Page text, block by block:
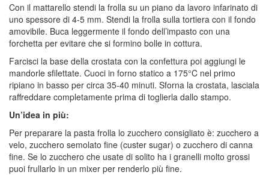
Con il mattarello stendi la frolla su un piano da lavoro infarinato di
uno spessore di 4-5 mm. Stendi la frolla sulla tortiera con il fondo
amovibile. Buca leggermente il fondo dell’impasto con una
forchetta per evitare che si formino bolle in cottura.
Farcisci la base della crostata con la confettura poi aggiungi le
mandorle sfilettate. Cuoci in forno statico a 175°C nel primo
ripiano in basso per circa 35-40 minuti. Sforna la crostata, lasciala
raffreddare completamente prima di toglierla dallo stampo.
Un’idea in più:
Per preparare la pasta frolla lo zucchero consigliato è: zucchero a
velo, zucchero semolato fine (custer sugar) o zucchero di canna
fine. Se lo zucchero che usate di solito ha i granelli molto grossi
puoi frullarlo in un mixer per renderlo più fine.